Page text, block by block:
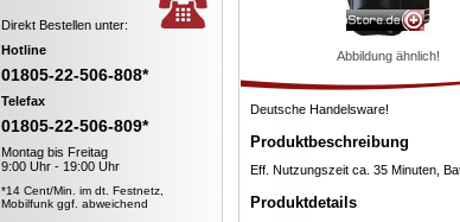
Direkt Bestellen unter:
Hotline
01805-22-506-808*
Telefax
01805-22-506-809*
Montag bis Freitag
9:00 Uhr - 19:00 Uhr
*14 Cent/Min. im dt. Festnetz,
Mobilfunk ggf. abweichend
Abbildung ähnlich!
Deutsche Handelsware!
Produktbeschreibung
Eff. Nutzungszeit ca. 35 Minuten,
Produktdetails